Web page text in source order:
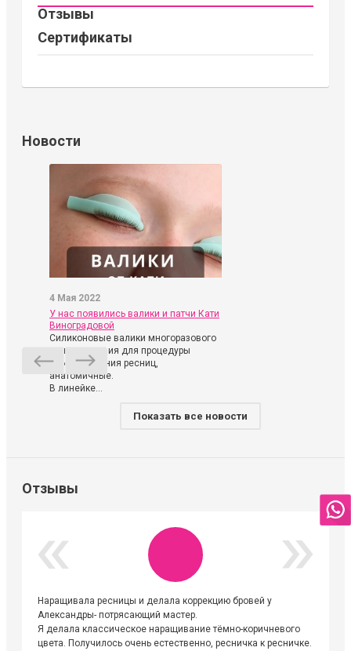
Отзывы
Сертификаты
Новости
4 Мая 2022
У нас появились валики и патчи Кати
Виноградовой
Силиконовые валики многоразового
использования для процедуры
ламинирования ресниц,
анатомичные.
В линейке...
Показать все новости
Отзывы
Наращивала ресницы и делала коррекцию бровей у
Александры- потрясающий мастер.
Я делала классическое наращивание тёмно-коричневого
цвета. Получилось очень естественно, ресничка к ресничке.